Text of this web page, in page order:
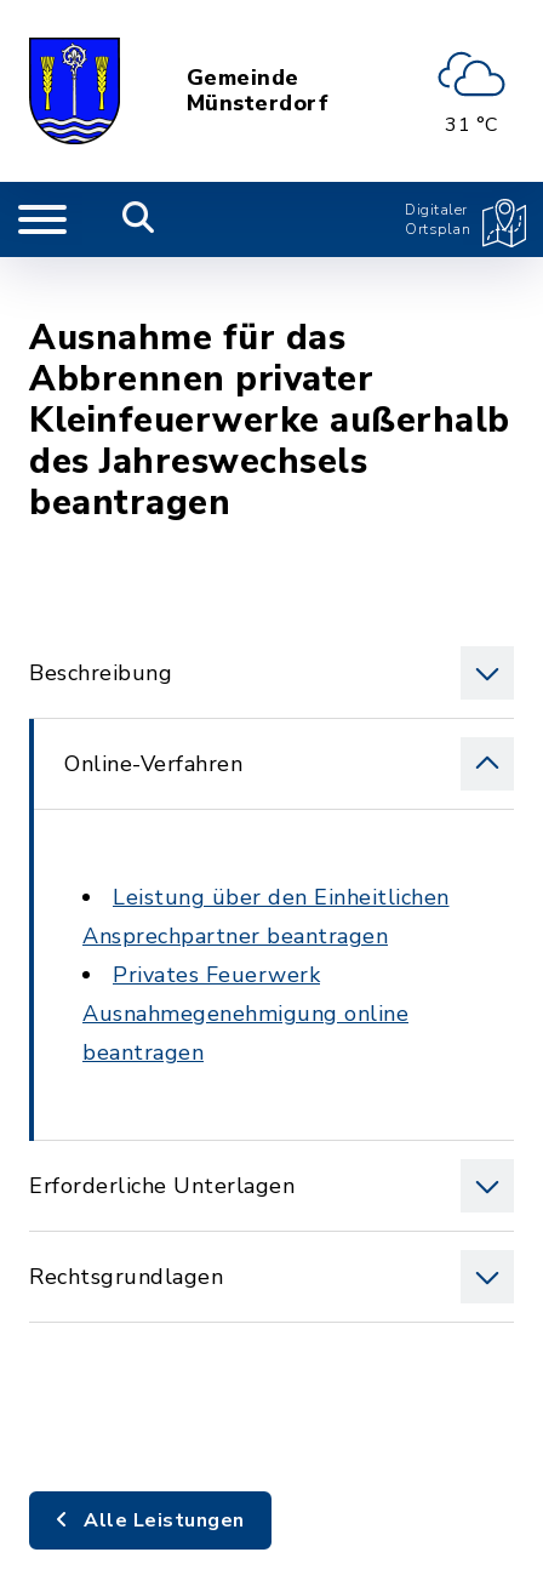
Gemeinde
Münsterdorf
31 °C
Digitaler
Ortsplan
Ausnahme für das
Abbrennen privater
Kleinfeuerwerke außerhalb
des Jahreswechsels
beantragen
Beschreibung
Online-Verfahren
Leistung über den Einheitlichen
Ansprechpartner beantragen
Privates Feuerwerk
Ausnahmegenehmigung online
beantragen
Erforderliche Unterlagen
Rechtsgrundlagen
Alle Leistungen